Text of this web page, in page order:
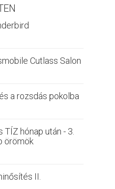
Cutlass Salon
a rozsdás pokolba
TÍZ hónap után - 3.
örömök
II.